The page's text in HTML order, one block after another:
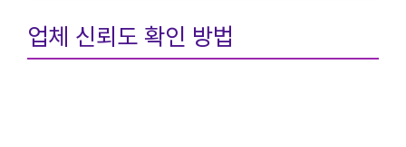
업체 신뢰도 확인 방법